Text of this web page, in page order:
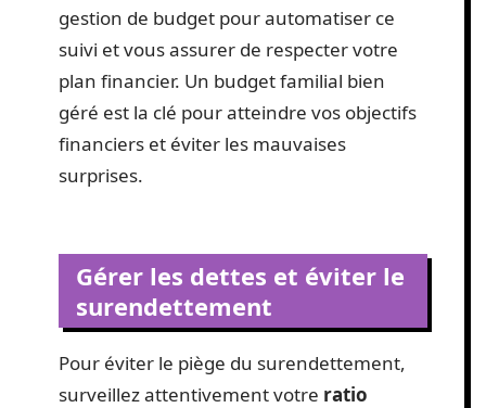
gestion de budget pour automatiser ce
suivi et vous assurer de respecter votre
plan financier. Un budget familial bien
géré est la clé pour atteindre vos objectifs
financiers et éviter les mauvaises
surprises.
Gérer les dettes et éviter le
surendettement
Pour éviter le piège du surendettement,
surveillez attentivement votre ratio